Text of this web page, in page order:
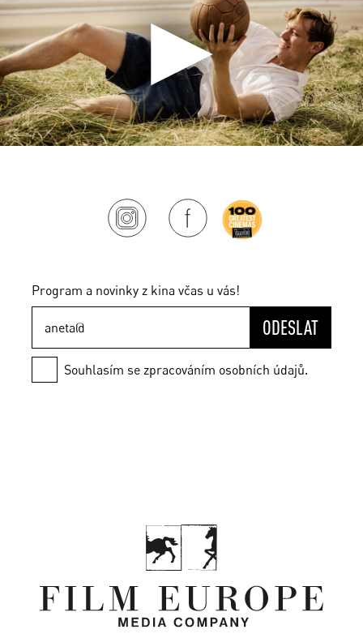
Program a novinky z kina včas u vás!
ODESLAT
Souhlasím se zpracováním osobních údajů.